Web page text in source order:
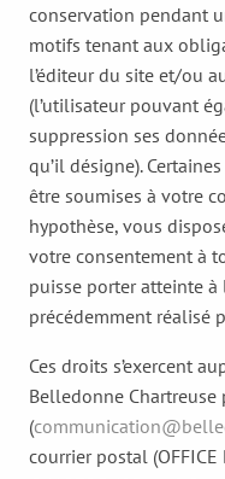
conservation pendant
motifs tenant aux
l’éditeur du site et/ou
(l’utilisateur pouvant
suppression ses
qu’il désigne).
être soumises à votre
hypothèse, vous
votre consentement à
puisse porter atteinte
précédemment réalisé
Ces droits s’exercent
Belledonne
(
courrier postal (OFFICE